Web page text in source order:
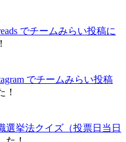
でチームみらい投稿に
でチームみらい投稿
！
選挙法クイズ（投票日当日